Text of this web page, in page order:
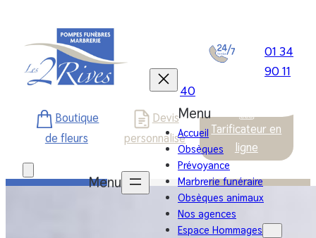
contenu
01 34
90 11
40
Boutique
de fleurs
Devis
personnalisé
Tarificateur en
ligne
Accueil
Obsèques
Prévoyance
Marbrerie funéraire
Obsèques animaux
Nos agences
Espace Hommages